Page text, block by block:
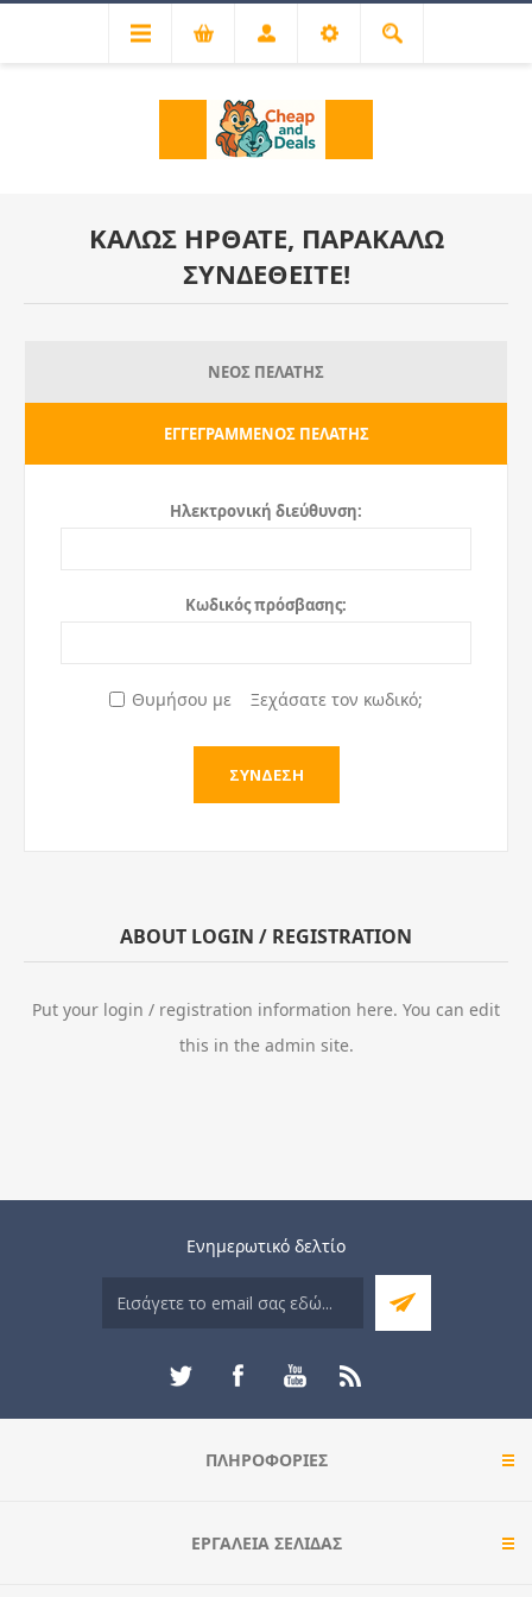
ΚΑΛΏΣ ΉΡΘΑΤΕ, ΠΑΡΑΚΑΛΏ
ΣΥΝΔΕΘΕΊΤΕ!
ΝΈΟΣ ΠΕΛΆΤΗΣ
ΕΓΓΕΓΡΑΜΜΈΝΟΣ ΠΕΛΆΤΗΣ
Ηλεκτρονική διεύθυνση:
Κωδικός πρόσβασης:
Θυμήσου με Ξεχάσατε τον κωδικό;
ABOUT LOGIN / REGISTRATION
Put your login / registration information here. You can edit
this in the admin site.
Ενημερωτικό δελτίο
ΠΛΗΡΟΦΟΡΊΕΣ
ΕΡΓΑΛΕΊΑ ΣΕΛΊΔΑΣ